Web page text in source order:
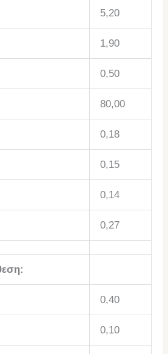
5,20
1,90
0,50
80,00
0,18
0,15
0,14
0,27
0,40
0,10